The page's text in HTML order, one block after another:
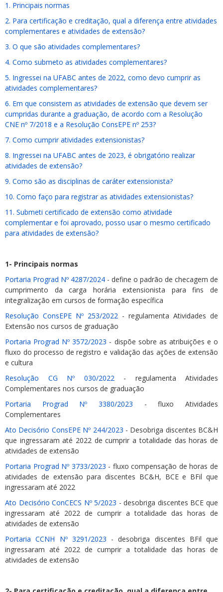
1. Principais normas
2. Para certificação e creditação, qual a diferença entre atividades
complementares e atividades de extensão?
3. O que são atividades complementares?
4. Como submeto as atividades complementares?
5. Ingressei na UFABC antes de 2022, como devo cumprir as
atividades complementares?
6. Em que consistem as atividades de extensão que devem ser
cumpridas durante a graduação, de acordo com a Resolução
CNE nº 7/2018 e a Resolução ConsEPE nº 253?
7. Como cumprir atividades extensionistas?
8. Ingressei na UFABC antes de 2023, é obrigatório realizar
atividades de extensão?
9. Como são as disciplinas de caráter extensionista?
10. Como faço para registrar as atividades extensionistas?
11. Submeti certificado de extensão como atividade
complementar e foi aprovado, posso usar o mesmo certificado
para atividades de extensão?
1- Principais normas
Portaria Prograd Nº 4287/2024 - define o padrão de checagem de
cumprimento da carga horária extensionista para fins de
integralização em cursos de formação específica
Resolução ConsEPE Nº 253/2022 - regulamenta Atividades de
Extensão nos cursos de graduação
Portaria Prograd Nº 3572/2023 - dispõe sobre as atribuições e o
fluxo do processo de registro e validação das ações de extensão
e cultura
Resolução CG Nº 030/2022- regulamenta Atividades
Complementares nos cursos de graduação
Portaria Prograd Nº 3380/2023 - fluxo Atividades
Complementares
Ato Decisório ConsEPE Nº 244/2023 - Desobriga discentes BC&H
que ingressaram até 2022 de cumprir a totalidade das horas de
atividades de extensão
Portaria Prograd Nº 3733/2023 - fluxo compensação de horas de
atividades de extensão para discentes BC&H, BCE e BFil que
ingressaram até 2022
Ato Decisório ConCECS Nº 5/2023 - desobriga discentes BCE que
ingressaram até 2022 de cumprir a totalidade das horas de
atividades de extensão
Portaria CCNH Nº 3291/2023 - desobriga discentes BFil que
ingressaram até 2022 de cumprir a totalidade das horas de
atividades de extensão